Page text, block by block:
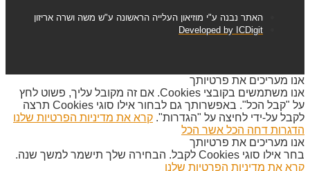
האתר נבנה ע"י מוזיאון העלייה הראשונה ע"ש משה ושרה אריזון
Developed by ICDigit
אנו מעריכים את פרטיותך
אנו משתמשים בקובצי Cookies. אם זה מקובל עליך, פשוט לחץ
על "קבל הכל". באפשרותך גם לבחור אילו סוגי Cookies תרצה
לקבל על-ידי לחיצה על "הגדרות". קרא את מדיניות הפרטיות שלנו
הדגרות דחה הכל אשר הכל
אנו מעריכים את פרטיותך
בחר אילו סוגי Cookies לקבל. הבחירה שלך תישמר למשך שנה.
קרא את מדיניות הפרטיות שלנו